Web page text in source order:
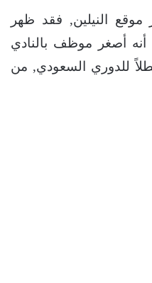
النيلين, فقد ظهر
أصغر موظف بالنادي
للدوري السعودي, من